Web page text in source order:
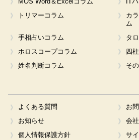
トリマーコラム
カ
ム
手相占いコラム
タ
ホロスコープコラム
四
姓名判断コラム
そ
よくある質問
お
お知らせ
会
個人情報保護方針
サ